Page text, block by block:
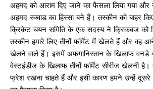
अहमद को आराम दिए जाने का फैसला लिया गया
अहमद स्क्वाड का हिस्सा बने हैं। तस्कीन को बाहर
क्रिकेट चयन समिति के एक सदस्य ने क्रिकबज को
तस्कीन हमारे लिए तीनों फॉर्मेट में खेलते हैं और वह
खेलने वाले हैं। इसमें अफगानिस्तान के खिलाफ वनडे
वेस्टइंडीज के खिलाफ तीनों फॉर्मेट सीरीज खेलनी है।
फ्रेश रखना चाहते हैं और इसी कारण हमने उन्हें